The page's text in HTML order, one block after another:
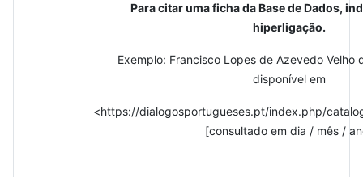
Para citar uma ficha da Base de Dados,
hiperligação.
Exemplo: Francisco Lopes de Azevedo Velho
disponível em
<https://dialogosportugueses.pt/index.php/
[consultado em dia / mês /